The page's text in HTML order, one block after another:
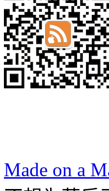
Made on a